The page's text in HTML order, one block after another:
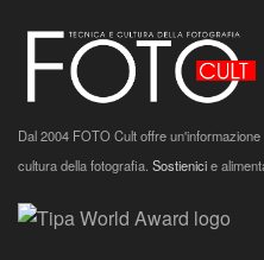
Dal 2004 FOTO Cult offre
cultura della fotografia. Sostienicie